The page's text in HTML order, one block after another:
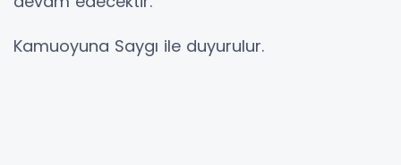
Kamuoyuna Saygı ile duyurulur.